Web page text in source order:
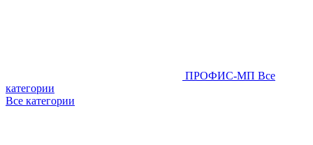
ПРОФИС-МП Все
категории
Все категории